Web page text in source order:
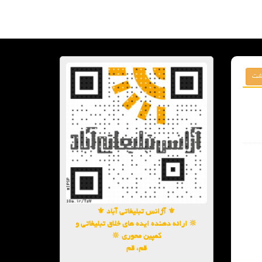
⚜️ آژانس تبلیغاتی آباد ⚜️
🔆 ارائه دهنده ایده های خلاق تبلیغاتی و
کمپین محوری 🔆
قم، قم